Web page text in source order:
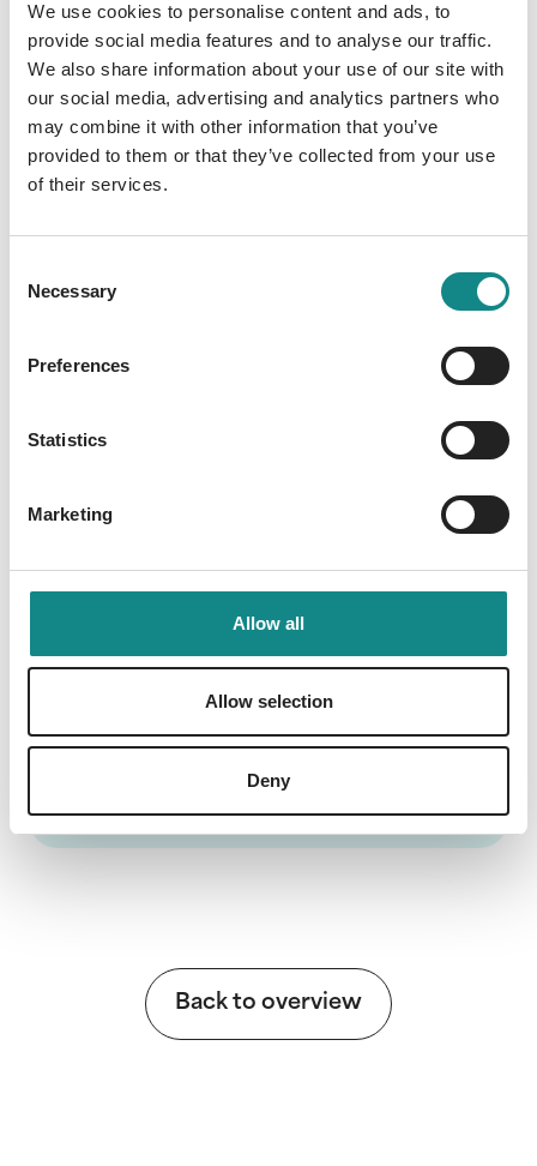
We use cookies to personalise content and ads, to
provide social media features and to analyse our traffic.
We also share information about your use of our site with
our social media, advertising and analytics partners who
may combine it with other information that you’ve
provided to them or that they’ve collected from your use
of their services.
Selection
Necessary
Preferences
Statistics
Marketing
Allow all
Allow selection
Deny
Deutschland gibt. Dass die ihren Sport ernst
meinen, davon zeugen nicht nur Tausende
von offiziellen Laufveranstaltungen, die zum
Beispiel die Landesverbände des DLV jährlich
veranstalten - zusätzlich zu jeder Menge
privat organisierter Laufevents. Von ihrer
auch jene 24 bis 77 Prozent aller LäuferInnen
Sportverletzung erleiden. Die haben nun den
trainieren können bzw. als Kassenpatienten
ausbleibenden Gesundheitsreform
quälende Frage „Was schenke ich einem/-r
LäuferIn“ an sofort der Vergangenheit an,
Back to overview